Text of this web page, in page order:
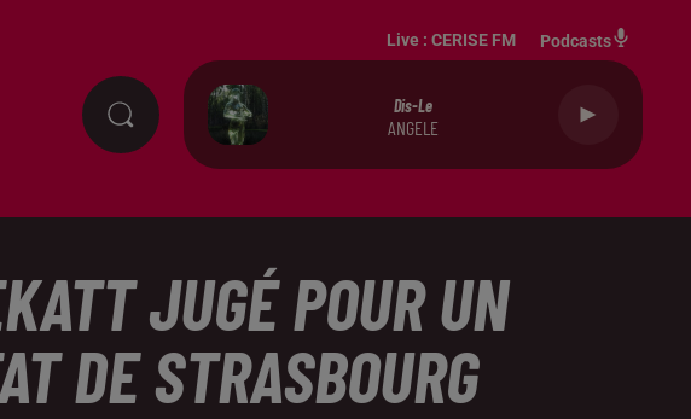
Live : CERISE FM Podcasts
Dis-Le
ANGELE
JUGÉ POUR UN
DE STRASBOURG